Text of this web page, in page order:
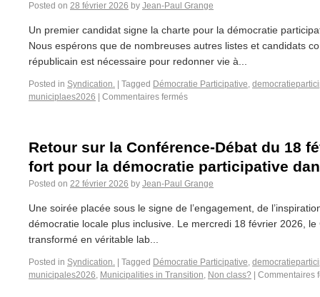
Posted on 28 février 2026 by Jean-Paul Grange
Un premier candidat signe la charte pour la démocratie
Nous espérons que de nombreuses autres listes et candidats
républicain est nécessaire pour redonner vie à...
Posted in Syndication. Tagged Démocratie Participative,
municiplaes2026
Commentaires fermés
Retour sur la Conférence-Débat du 18
fort pour la démocratie participative
Posted on 22 février 2026 by Jean-Paul Grange
Une soirée placée sous le signe de l’engagement, de
démocratie locale plus inclusive. Le mercredi 18 février 2026, le
transformé en véritable lab...
Posted in Syndication. Tagged Démocratie Participative,
municipales2026, Municipalities in Transition, Non class? Commentaires